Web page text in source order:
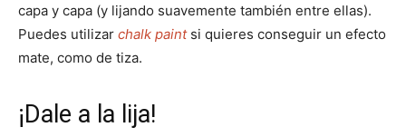
capa y capa (y lijando suavemente también entre ellas).
Puedes utilizar chalk paint si quieres conseguir un efecto
mate, como de tiza.
¡Dale a la lija!